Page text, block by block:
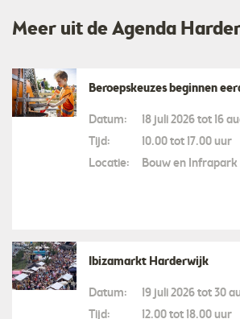
Meer uit de Agenda
Beroepskeuzes beginnen
Datum:
18 juli 2026 tot 16
Tijd:
10.00 tot 17.00 uur
Locatie:
Bouw en Infrapark
Ibizamarkt Harderwijk
Datum:
19 juli 2026 tot 30
Tijd:
12.00 tot 18.00 uur